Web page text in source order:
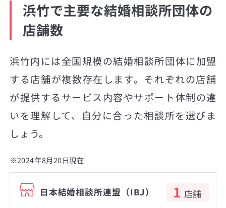
浜竹で主要な結婚相談所団体の
店舗数
浜竹内には全国規模の結婚相談所団体に加盟
する店舗が複数存在します。それぞれの店舗
が提供するサービス内容やサポート体制の違
いを理解して、自分に合った相談所を選びま
しょう。
※2024年8月20日現在
日本結婚相談所連盟（IBJ） 1 店舗